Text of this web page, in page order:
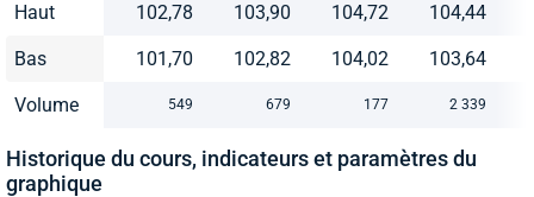
Haut 102,78 103,90 104,72 104,44
Bas 101,70 102,82 104,02 103,64
Volume 549 679 177 2 339
Historique du cours, indicateurs et paramètres du
graphique